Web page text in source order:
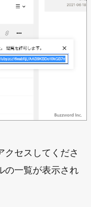
クセスしてくださ
の一覧が表示され